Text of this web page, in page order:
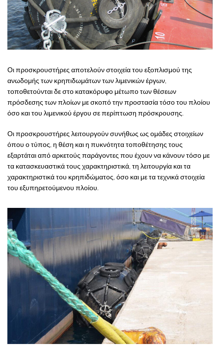
Οι προσκρουστήρες αποτελούν στοιχεία του εξοπλισμού της
ανωδομής των κρηπιδωμάτων των λιμενικών έργων,
τοποθετούνται δε στο κατακόρυφο μέτωπο των θέσεων
πρόσδεσης των πλοίων με σκοπό την προστασία τόσο του πλοίου
όσο και του λιμενικού έργου σε περίπτωση πρόσκρουσης.
Οι προσκρουστήρες λειτουργούν συνήθως ως ομάδες στοιχείων
όπου ο τύπος, η θέση και η πυκνότητα τοποθέτησης τους
εξαρτάται από αρκετούς παράγοντες που έχουν να κάνουν τόσο με
τα κατασκευαστικά τους χαρακτηριστικά, τη λειτουργία και τα
χαρακτηριστικά του κρηπιδώματος, όσο και με τα τεχνικά στοιχεία
του εξυπηρετούμενου πλοίου.